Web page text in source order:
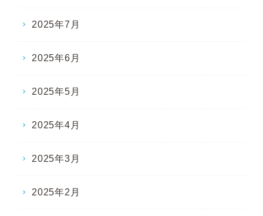
2025年7月
2025年6月
2025年5月
2025年4月
2025年3月
2025年2月